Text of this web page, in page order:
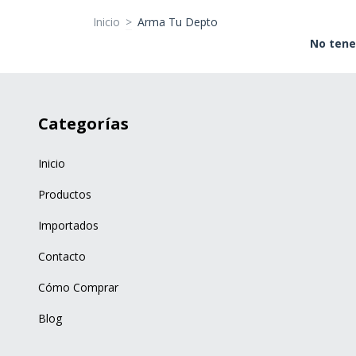
Inicio > Arma Tu Depto
No
Categorías
Inicio
Productos
Importados
Contacto
Cómo Comprar
Blog